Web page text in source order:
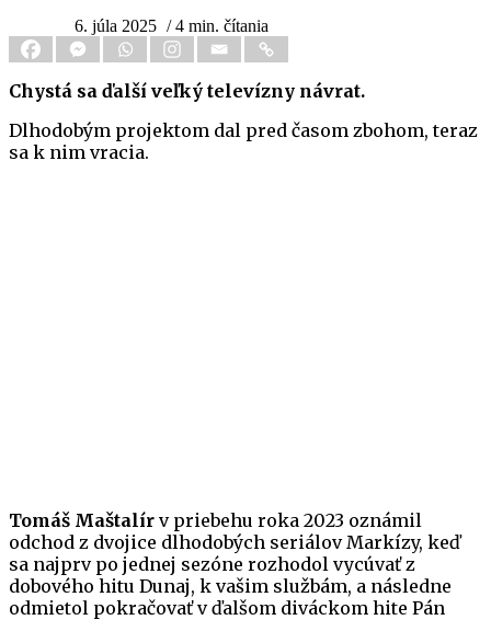
6. júla 2025 / 4 min. čítania
Chystá sa ďalší veľký televízny návrat.
Dlhodobým projektom dal pred časom zbohom, teraz
sa k nim vracia.
Tomáš Maštalír v priebehu roka 2023 oznámil
odchod z dvojice dlhodobých seriálov Markízy, keď
sa najprv po jednej sezóne rozhodol vycúvať z
dobového hitu Dunaj, k vašim službám, a následne
odmietol pokračovať v ďalšom diváckom hite Pán